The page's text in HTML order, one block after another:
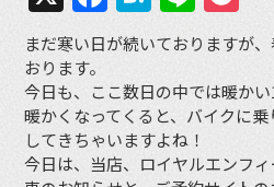
まだ寒い日が続いておりますが
おります。
今日も、ここ数日の中では暖かい
暖かくなってくると、バイクに
してきちゃいますよね！
今日は、当店、ロイヤルエンフ